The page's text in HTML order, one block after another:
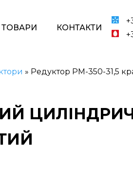
ТОВАРИ КОНТАКТИ
» Редуктор РМ-350-31,5